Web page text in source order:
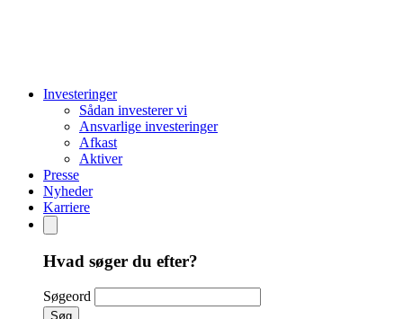
Investeringer
Sådan investerer vi
Ansvarlige investeringer
Afkast
Aktiver
Presse
Nyheder
Karriere
Hvad søger du efter?
Søgeord
Søg